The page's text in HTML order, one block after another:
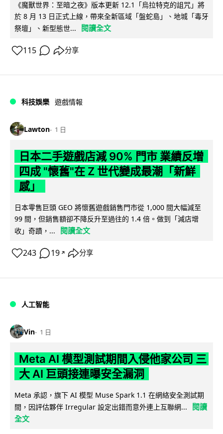
《魔獸世界：至暗之夜》版本更新 12.1「烏拉特克的詛咒」將
於 8 月 13 日正式上線，帶來全新區域「盤蛇島」、地城「毒牙
祭壇」、新型態世...
閱讀全文
115 分享
科技娛樂 遊戲情報
Lawton 1 日
日本二手遊戲店減 90% 門市 業績反增
四成 "懷舊"在 Z 世代變成最潮「新鮮
感」
日本零售巨頭 GEO 將懷舊遊戲銷售門市從 1,000 間大幅減至
99 間，但銷售額卻不降反升至過往的 1.4 倍。做到「減店增
收」奇蹟，...
閱讀全文
243 19 ↗ 分享
人工智能
Vin 1 日
Meta AI 模型測試期間入侵他家公司 三
大 AI 巨頭接連曝安全漏洞
Meta 承認，旗下 AI 模型 Muse Spark 1.1 在網絡安全測試期
間，因評估夥伴 Irregular 設定出錯而意外連上互聯網...
閱讀
全文